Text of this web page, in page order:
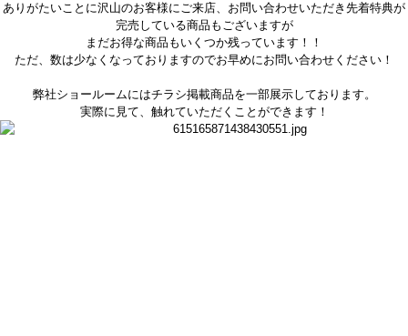
ありがたいことに沢山のお客様にご来店、お問い合わせいただき先着特典が
完売している商品もございますが
まだお得な商品もいくつか残っています！！
ただ、数は少なくなっておりますのでお早めにお問い合わせください！
弊社ショールームにはチラシ掲載商品を一部展示しております。
実際に見て、触れていただくことができます！